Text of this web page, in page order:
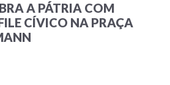
A PÁTRIA COM
CÍVICO NA PRAÇA